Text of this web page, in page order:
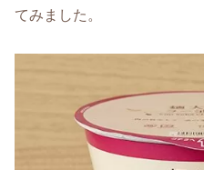
てみました。